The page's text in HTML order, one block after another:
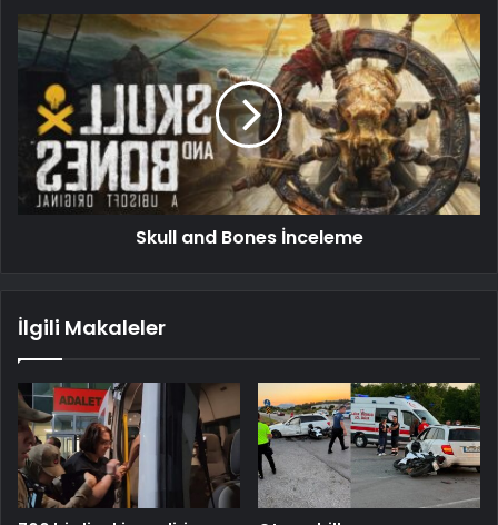
Skull and Bones İnceleme
İlgili Makaleler